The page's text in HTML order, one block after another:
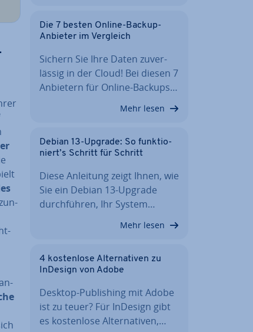
Die 7 besten Online-Backup-
Anbieter im Vergleich
Sichern Sie Ihre Daten zu­ver­
läs­sig in der Cloud! Bei diesen 7
Anbietern für Online-Backups…
Mehr lesen
Debian 13-Upgrade: So funk­tio­
niert’s Schritt für Schritt
Diese Anleitung zeigt Ihnen, wie
Sie ein Debian 13-Upgrade
durch­füh­ren, Ihr System…
Mehr lesen
4 kos­ten­lo­se Al­ter­na­ti­ven zu
InDesign von Adobe
Desktop-Pu­bli­shing mit Adobe
ist zu teuer? Für InDesign gibt
es kos­ten­lo­se Al­ter­na­ti­ven,…